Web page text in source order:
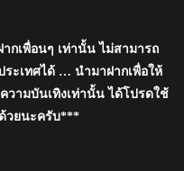
กเพื่อนๆ เท่านั้น ไม่สามารถ
ะเทศได้ … นำมาฝากเพื่อให้
วามบันเทิงเท่านั้น ได้โปรดใช้
วยนะครับ***